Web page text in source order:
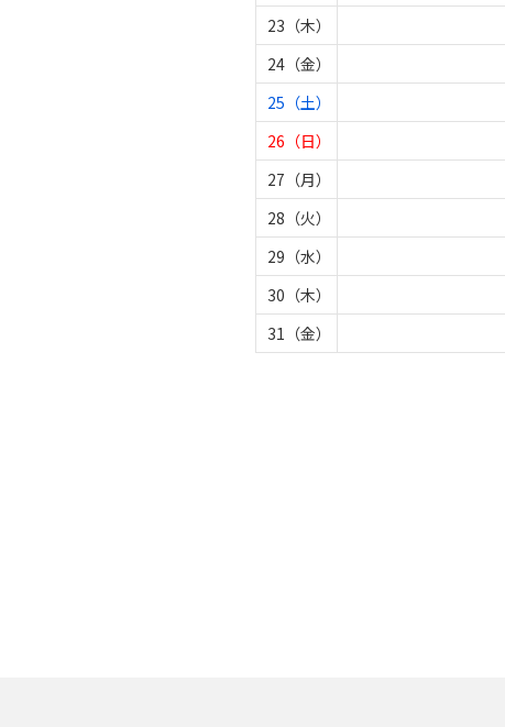
23（木）
24（金）
25（土）
26（日）
27（月）
28（火）
29（水）
30（木）
31（金）